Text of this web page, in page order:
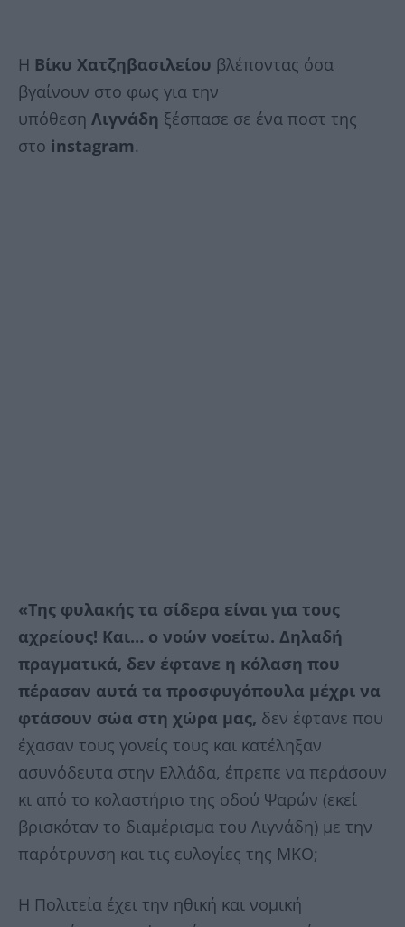
Η Βίκυ Χατζηβασιλείου βλέποντας όσα
βγαίνουν στο φως για την
υπόθεση Λιγνάδη ξέσπασε σε ένα ποστ της
στο instagram.
«Της φυλακής τα σίδερα είναι για τους
αχρείους! Και… ο νοών νοείτω. Δηλαδή
πραγματικά, δεν έφτανε η κόλαση που
πέρασαν αυτά τα προσφυγόπουλα μέχρι να
φτάσουν σώα στη χώρα μας, δεν έφτανε που
έχασαν τους γονείς τους και κατέληξαν
ασυνόδευτα στην Ελλάδα, έπρεπε να περάσουν
κι από το κολαστήριο της οδού Ψαρών (εκεί
βρισκόταν το διαμέρισμα του Λιγνάδη) με την
παρότρυνση και τις ευλογίες της ΜΚΟ;
Η Πολιτεία έχει την ηθική και νομική